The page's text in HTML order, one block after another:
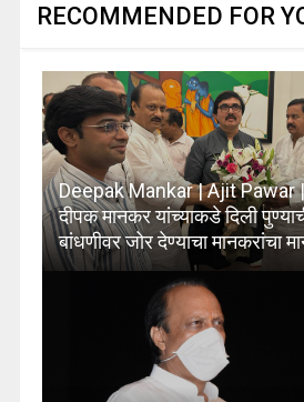
RECOMMENDED FOR
Deepak Mankar | Ajit Pawar |
दीपक मानकर यांच्याकडे दिली
बांधणीवर जोर देण्याचा मानकरांचा